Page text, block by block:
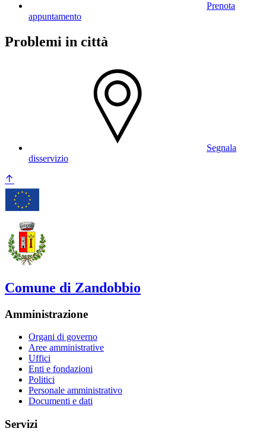
Prenota
appuntamento
Problemi in città
Segnala
disservizio
Comune di Zandobbio
Amministrazione
Organi di governo
Aree amministrative
Uffici
Enti e fondazioni
Politici
Personale amministrativo
Documenti e dati
Servizi